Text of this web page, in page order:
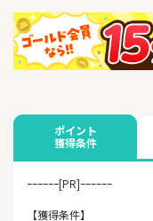
ポイント
獲得条件
ｰｰｰｰｰｰ[PR]ｰｰｰｰｰｰ
【獲得条件】